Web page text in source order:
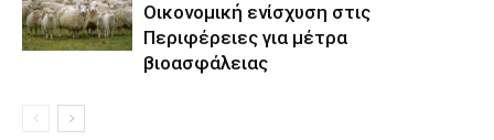
Οικονομική ενίσχυση στις
Περιφέρειες για μέτρα
βιοασφάλειας